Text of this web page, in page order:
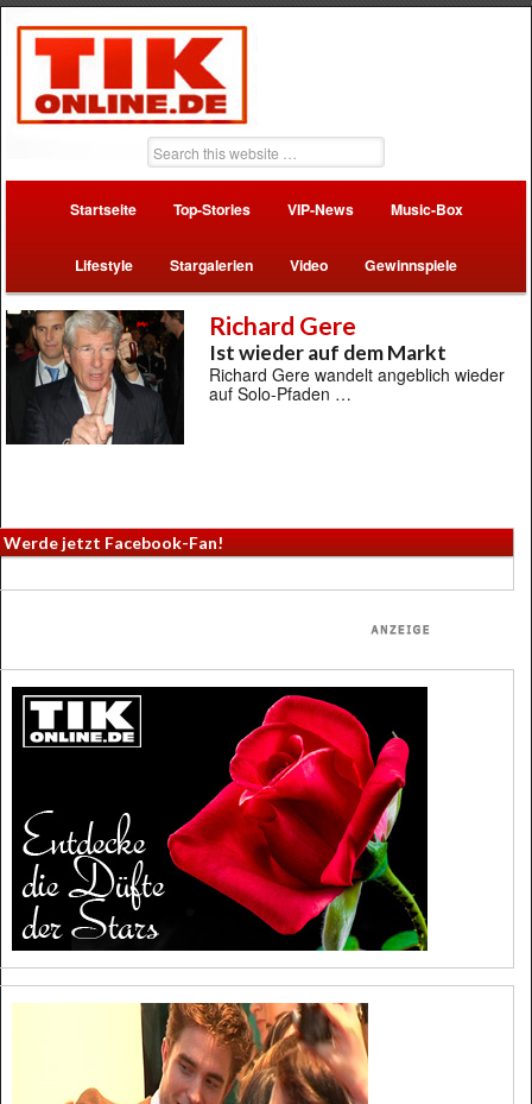
Startseite Top-Stories VIP-News Music-Box
Lifestyle Stargalerien Video Gewinnspiele
Richard Gere
Ist wieder auf dem Markt
Richard Gere wandelt angeblich wieder
auf Solo-Pfaden …
Werde jetzt Facebook-Fan!